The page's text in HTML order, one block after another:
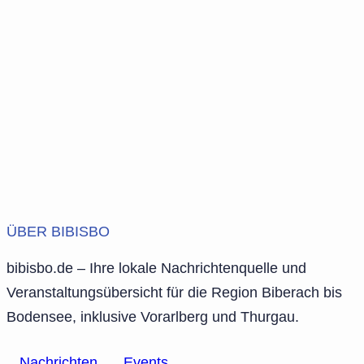
ÜBER BIBISBO
bibisbo.de – Ihre lokale Nachrichtenquelle und
Veranstaltungsübersicht für die Region Biberach bis
Bodensee, inklusive Vorarlberg und Thurgau.